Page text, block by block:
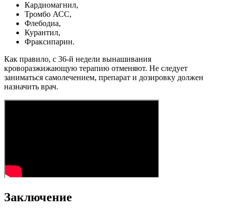
Кардиомагнил,
Тромбо АСС,
Флебодиа,
Курантил,
Фраксипарин.
Как правило, с 36-й недели вынашивания
кроворазжижающую терапию отменяют. Не следует
заниматься самолечением, препарат и дозировку должен
назначить врач.
Заключение